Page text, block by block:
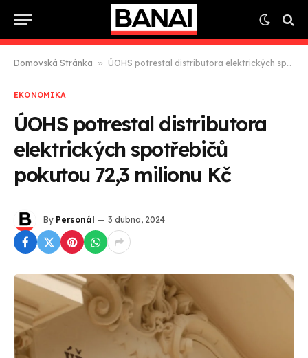
Domovská Stránka » ÚOHS potrestal distributora elektrických spotřebičů pokutou 72,3 milionu Kč
EKONOMIKA
ÚOHS potrestal distributora
elektrických spotřebičů
pokutou 72,3 milionu Kč
By Personál 3 dubna, 2024